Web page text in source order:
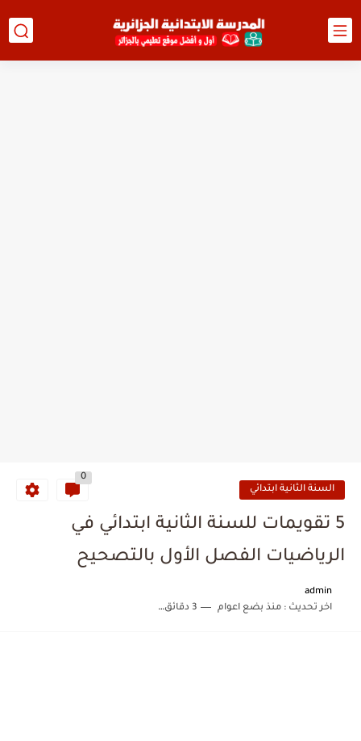
السنة الثانية ابتدائي
0
5 تقويمات للسنة الثانية ابتدائي في
الرياضيات الفصل الأول بالتصحيح
admin
اخر تحديث :منذ بضع اعوام 3 دقائق للقراءة